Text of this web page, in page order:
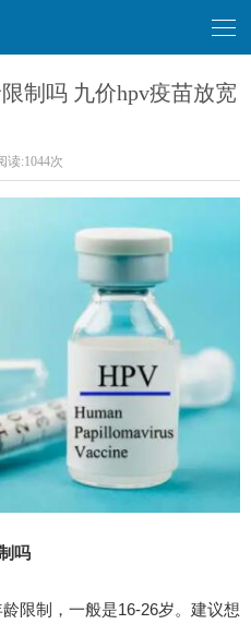
制吗 九价hpv疫苗放宽
读:1044次
吗
限制，一般是16-26岁。建议想